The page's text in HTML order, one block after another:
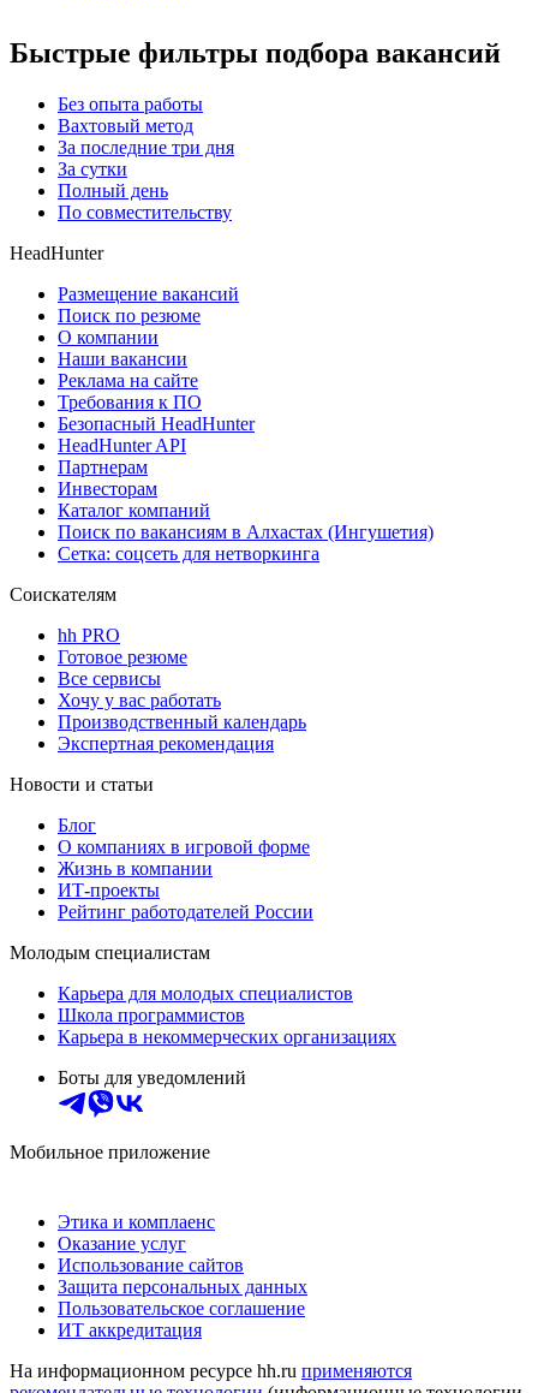
Быстрые фильтры подбора вакансий
Без опыта работы
Вахтовый метод
За последние три дня
За сутки
Полный день
По совместительству
HeadHunter
Размещение вакансий
Поиск по резюме
О компании
Наши вакансии
Реклама на сайте
Требования к ПО
Безопасный HeadHunter
HeadHunter API
Партнерам
Инвесторам
Каталог компаний
Поиск по вакансиям в Алхастах (Ингушетия)
Сетка: соцсеть для нетворкинга
Соискателям
hh PRO
Готовое резюме
Все сервисы
Хочу у вас работать
Производственный календарь
Экспертная рекомендация
Новости и статьи
Блог
О компаниях в игровой форме
Жизнь в компании
ИТ-проекты
Рейтинг работодателей России
Молодым специалистам
Карьера для молодых специалистов
Школа программистов
Карьера в некоммерческих организациях
Боты для уведомлений
Мобильное приложение
Этика и комплаенс
Оказание услуг
Использование сайтов
Защита персональных данных
Пользовательское соглашение
ИТ аккредитация
На информационном ресурсе hh.ru применяются